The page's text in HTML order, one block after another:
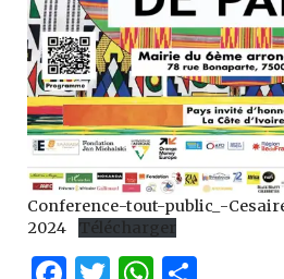
Conference-tout-public_-
2024
Télécharger